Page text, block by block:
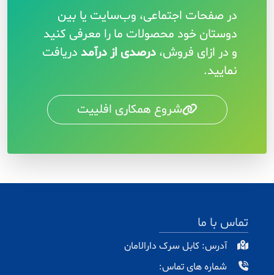
در صفحات اجتماعی، وب‌سایت یا بین
دوستان خود محصولات ما را معرفی کنید
و در ازای فروش، درصدی از درآمد دریافت
نمایید.
شروع همکاری افلییت
تماس با ما
آدرس: کابل سرک دارالامان
شماره های تماس: